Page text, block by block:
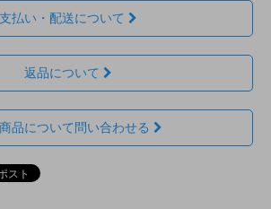
支払い・配送について
返品について
品について問い合わせる